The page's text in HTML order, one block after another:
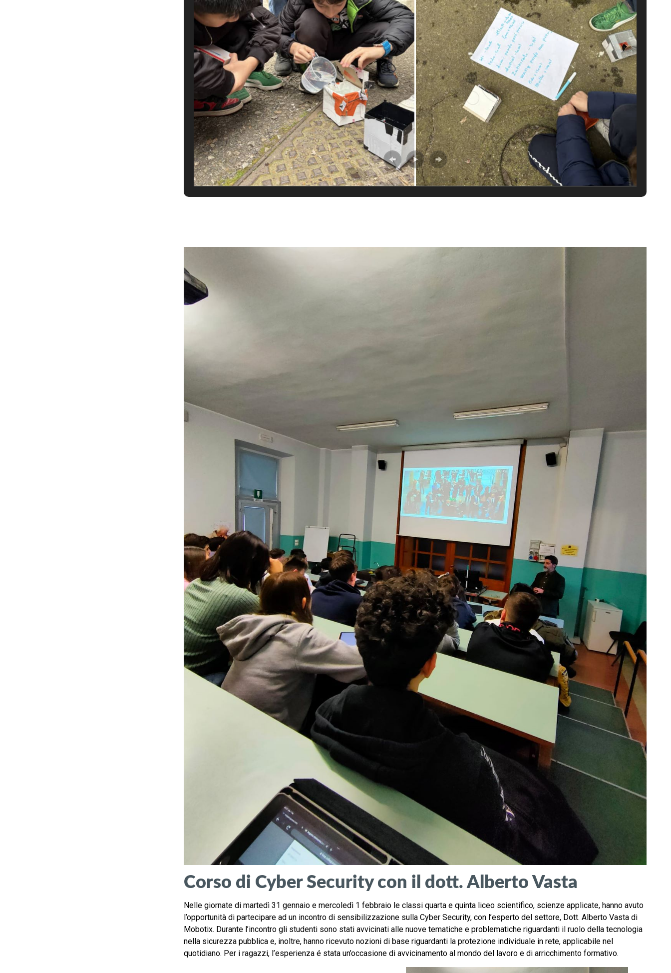
Corso di Cyber Security con il dott. Alberto Vasta
Nelle giornate di martedì 31 gennaio e mercoledì 1 febbraio le classi quarta e quinta liceo scientifico, scienze applicate, hanno avuto
l’opportunità di partecipare ad un incontro di sensibilizzazione sulla Cyber Security, con l’esperto del settore, Dott. Alberto Vasta di
Mobotix. Durante l’incontro gli studenti sono stati avvicinati alle nuove tematiche e problematiche riguardanti il ruolo della tecnologia
nella sicurezza pubblica e, inoltre, hanno ricevuto nozioni di base riguardanti la protezione individuale in rete, applicabile nel
quotidiano. Per i ragazzi, l’esperienza é stata un’occasione di avvicinamento al mondo del lavoro e di arricchimento formativo.